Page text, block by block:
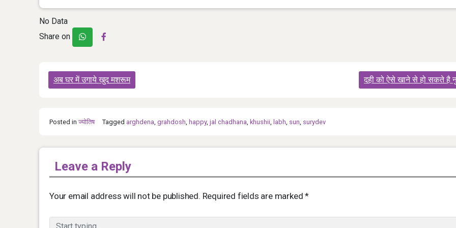
No Data
Share on
Post
navigation
अब घर में उगाये खुद मशरूम दही को ऐसे खाने से हो सकते है
Posted in ज्योतिष Tagged arghdena, grahdosh, happy, jal chadhana, khushii, labh, sun, surydev
Leave a Reply
Your email address will not be published. Required fields are marked*